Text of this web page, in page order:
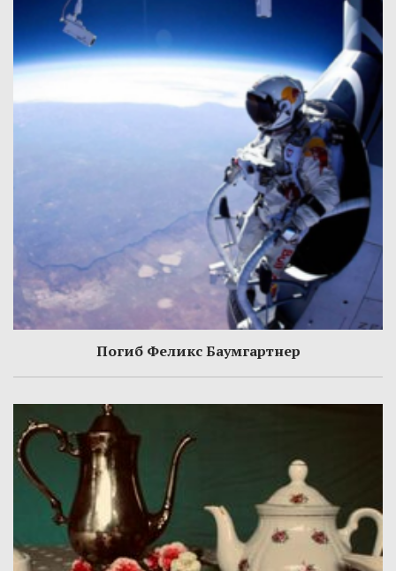
Погиб Феликс Баумгартнер